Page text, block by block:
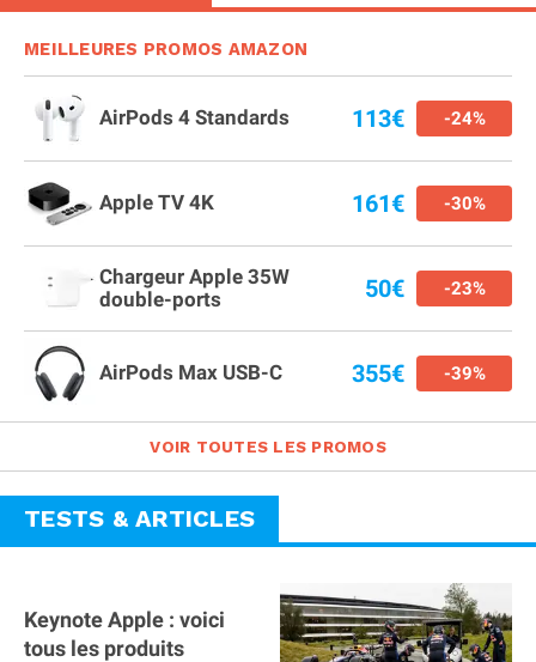
MEILLEURES PROMOS AMAZON
AirPods 4 Standards 113€ -24%
Apple TV 4K 161€ -30%
Chargeur Apple 35W
double-ports
50€ -23%
AirPods Max USB-C 355€ -39%
VOIR TOUTES LES PROMOS
TESTS & ARTICLES
Keynote Apple : voici
tous les produits